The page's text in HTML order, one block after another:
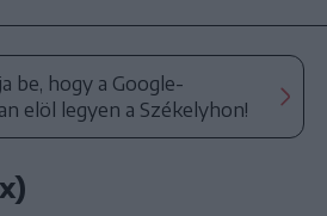
be, hogy a Google-
elöl legyen a Székelyhon!